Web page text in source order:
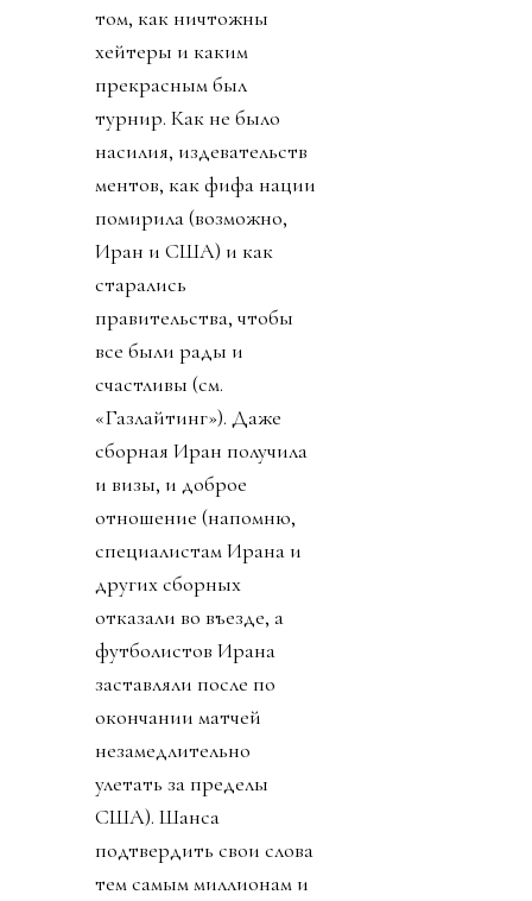
том, как ничтожны
хейтеры и каким
прекрасным был
турнир. Как не было
насилия, издевательств
ментов, как фифа нации
помирила (возможно,
Иран и США) и как
старались
правительства, чтобы
все были рады и
счастливы (см.
«Газлайтинг»). Даже
сборная Иран получила
и визы, и доброе
отношение (напомню,
специалистам Ирана и
других сборных
отказали во въезде, а
футболистов Ирана
заставляли после по
окончании матчей
незамедлительно
улетать за пределы
США). Шанса
подтвердить свои слова
тем самым миллионам и